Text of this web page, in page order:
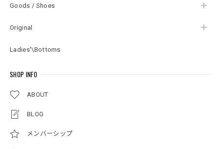
Goods / Shoes
Original
Ladies'\Bottoms
SHOP INFO
ABOUT
BLOG
メンバーシップ